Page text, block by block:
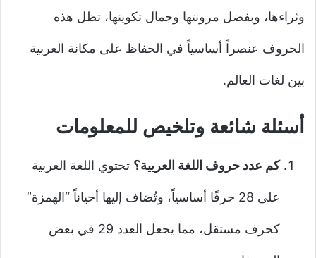
وثراءها، وبفضل مرونتها وجمال تكوينها، تظل هذه
الحروف عنصراً أساسياً في الحفاظ على مكانة العربية
بين لغات العالم.
أسئلة شائعة وتلخيص للمعلومات
كم عدد حروف اللغة العربية؟ تحتوي اللغة العربية
على 28 حرفًا أساسياً، وتُضاف إليها أحياناً “الهمزة”
كحرف مستقل، مما يجعل العدد 29 في بعض